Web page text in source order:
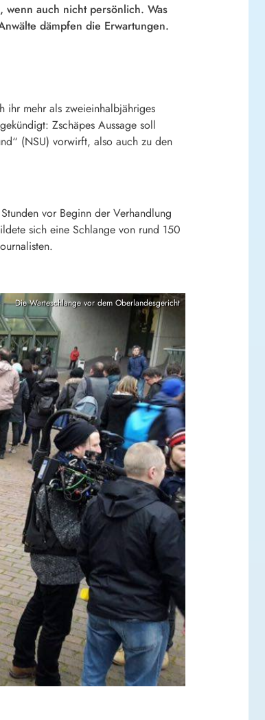
wenn auch nicht persönlich. Was
dämpfen die Erwartungen.
ihr mehr als zweieinhalbjähriges
Zschäpes Aussage soll
(NSU) vorwirft, also auch zu den
vor Beginn der Verhandlung
sich eine Schlange von rund 150
Die Warteschlange vor dem Oberlandesgericht